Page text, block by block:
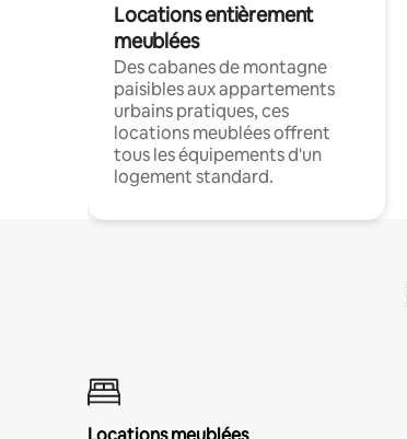
Locations entièrement
meublées
Des cabanes de montagne
paisibles aux appartements
urbains pratiques, ces
locations meublées offrent
tous les équipements d'un
logement standard.